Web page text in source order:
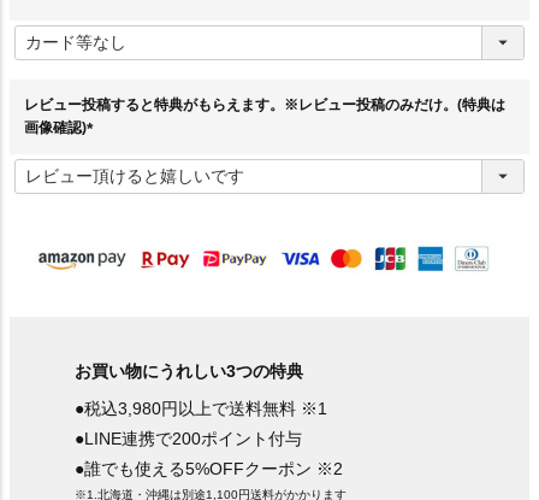
必
須
レビュー投稿すると特典がもらえます。※レビュー投稿のみだけ。(特典は
画像確認)
必
須
お買い物にうれしい3つの特典
●税込3,980円以上で送料無料 ※1
●LINE連携で200ポイント付与
●誰でも使える5%OFFクーポン ※2
※1.北海道・沖縄は別途1,100円送料がかかります